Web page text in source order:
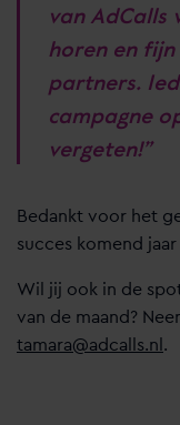
van AdCalls
horen en
partners.
campagne
vergeten!”
Bedankt voor het
succes komend
Wil jij ook in de
van de maand?
tamara@adcalls.nl .